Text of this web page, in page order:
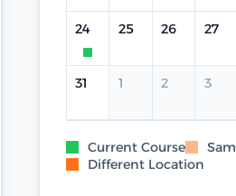
24 25 26 27
31 1 2 3
Current Course
Different Location